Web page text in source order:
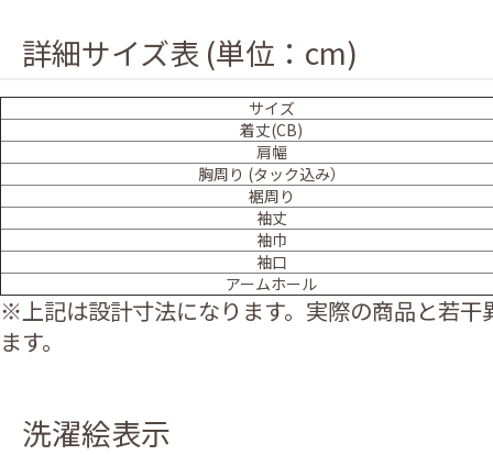
詳細サイズ表 (単位：cm)
サイズ
着丈(CB)
肩幅
胸周り (タック込み）
裾周り
袖丈
袖巾
袖口
アームホール
※上記は設計寸法になります。実際の商品と若干
ます。
洗濯絵表示